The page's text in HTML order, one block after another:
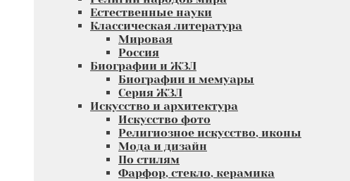
Естественные науки
Классическая литература
Мировая
Россия
Биографии и ЖЗЛ
Биографии и мемуары
Серия ЖЗЛ
Искусство и архитектура
Искусство фото
Религиозное искусство, иконы
Мода и дизайн
По стилям
Фарфор, стекло, керамика